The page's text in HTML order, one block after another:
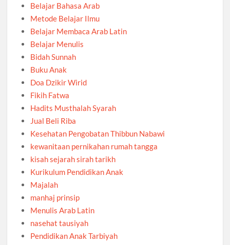
Belajar Bahasa Arab
Metode Belajar Ilmu
Belajar Membaca Arab Latin
Belajar Menulis
Bidah Sunnah
Buku Anak
Doa Dzikir Wirid
Fikih Fatwa
Hadits Musthalah Syarah
Jual Beli Riba
Kesehatan Pengobatan Thibbun Nabawi
kewanitaan pernikahan rumah tangga
kisah sejarah sirah tarikh
Kurikulum Pendidikan Anak
Majalah
manhaj prinsip
Menulis Arab Latin
nasehat tausiyah
Pendidikan Anak Tarbiyah